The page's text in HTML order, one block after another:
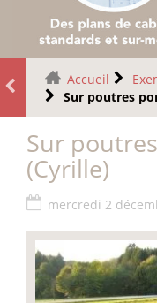
Accueil
Sur poutres
Sur
(Cyrille)
mercredi 2